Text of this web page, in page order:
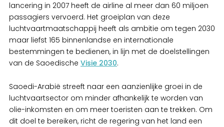
lancering in 2007 heeft de airline al meer dan 60 miljoen
passagiers vervoerd. Het groeiplan van deze
luchtvaartmaatschappij heeft als ambitie om tegen 2030
maar liefst 165 binnenlandse en internationale
bestemmingen te bedienen, in lijn met de doelstellingen
van de Saoedische Visie 2030.
Saoedi-Arabië streeft naar een aanzienlijke groei in de
luchtvaartsector om minder afhankelijk te worden van
olie-inkomsten en om meer toeristen aan te trekken. Om
dit doel te bereiken, richt de regering van het land een